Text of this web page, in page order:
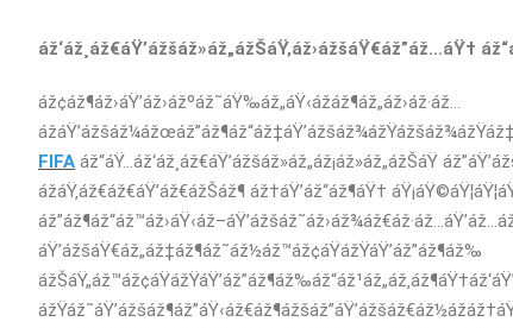
áž‘áž¸áž€áŸ’ážšáž»áž„ážŠáŸ‚áž›ážšáŸ€áž”áž…áŸ†
áž¢áž¶áž›áŸ’áž›ážºáž˜áŸ‰áž„áŸ‹ážáž¶áž„áž›áž·áž…
FIFA áž“áŸ…áž‘áž¸áž€áŸ’ážšáž»áž„áž¡áž»áž„ážŠáŸ
ážáŸ‚áž€áž€áŸ’áž€ážŠáž¶ áž†áŸ’áž“áž¶áŸ†
áŸ’ážšáŸ€áž„áž‡áž¶áž˜áž½áž™áž¢áŸážŸáŸ’áž”áž¶áž‰